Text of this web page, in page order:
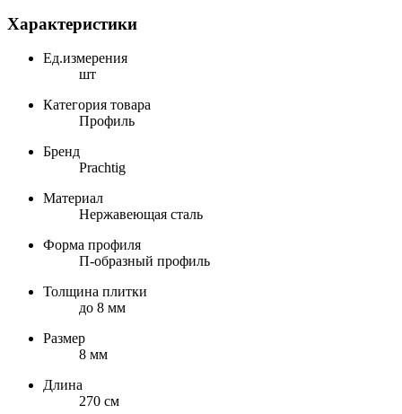
Характеристики
Ед.измерения
шт
Категория товара
Профиль
Бренд
Prachtig
Материал
Нержавеющая сталь
Форма профиля
П-образный профиль
Толщина плитки
до 8 мм
Размер
8 мм
Длина
270 см